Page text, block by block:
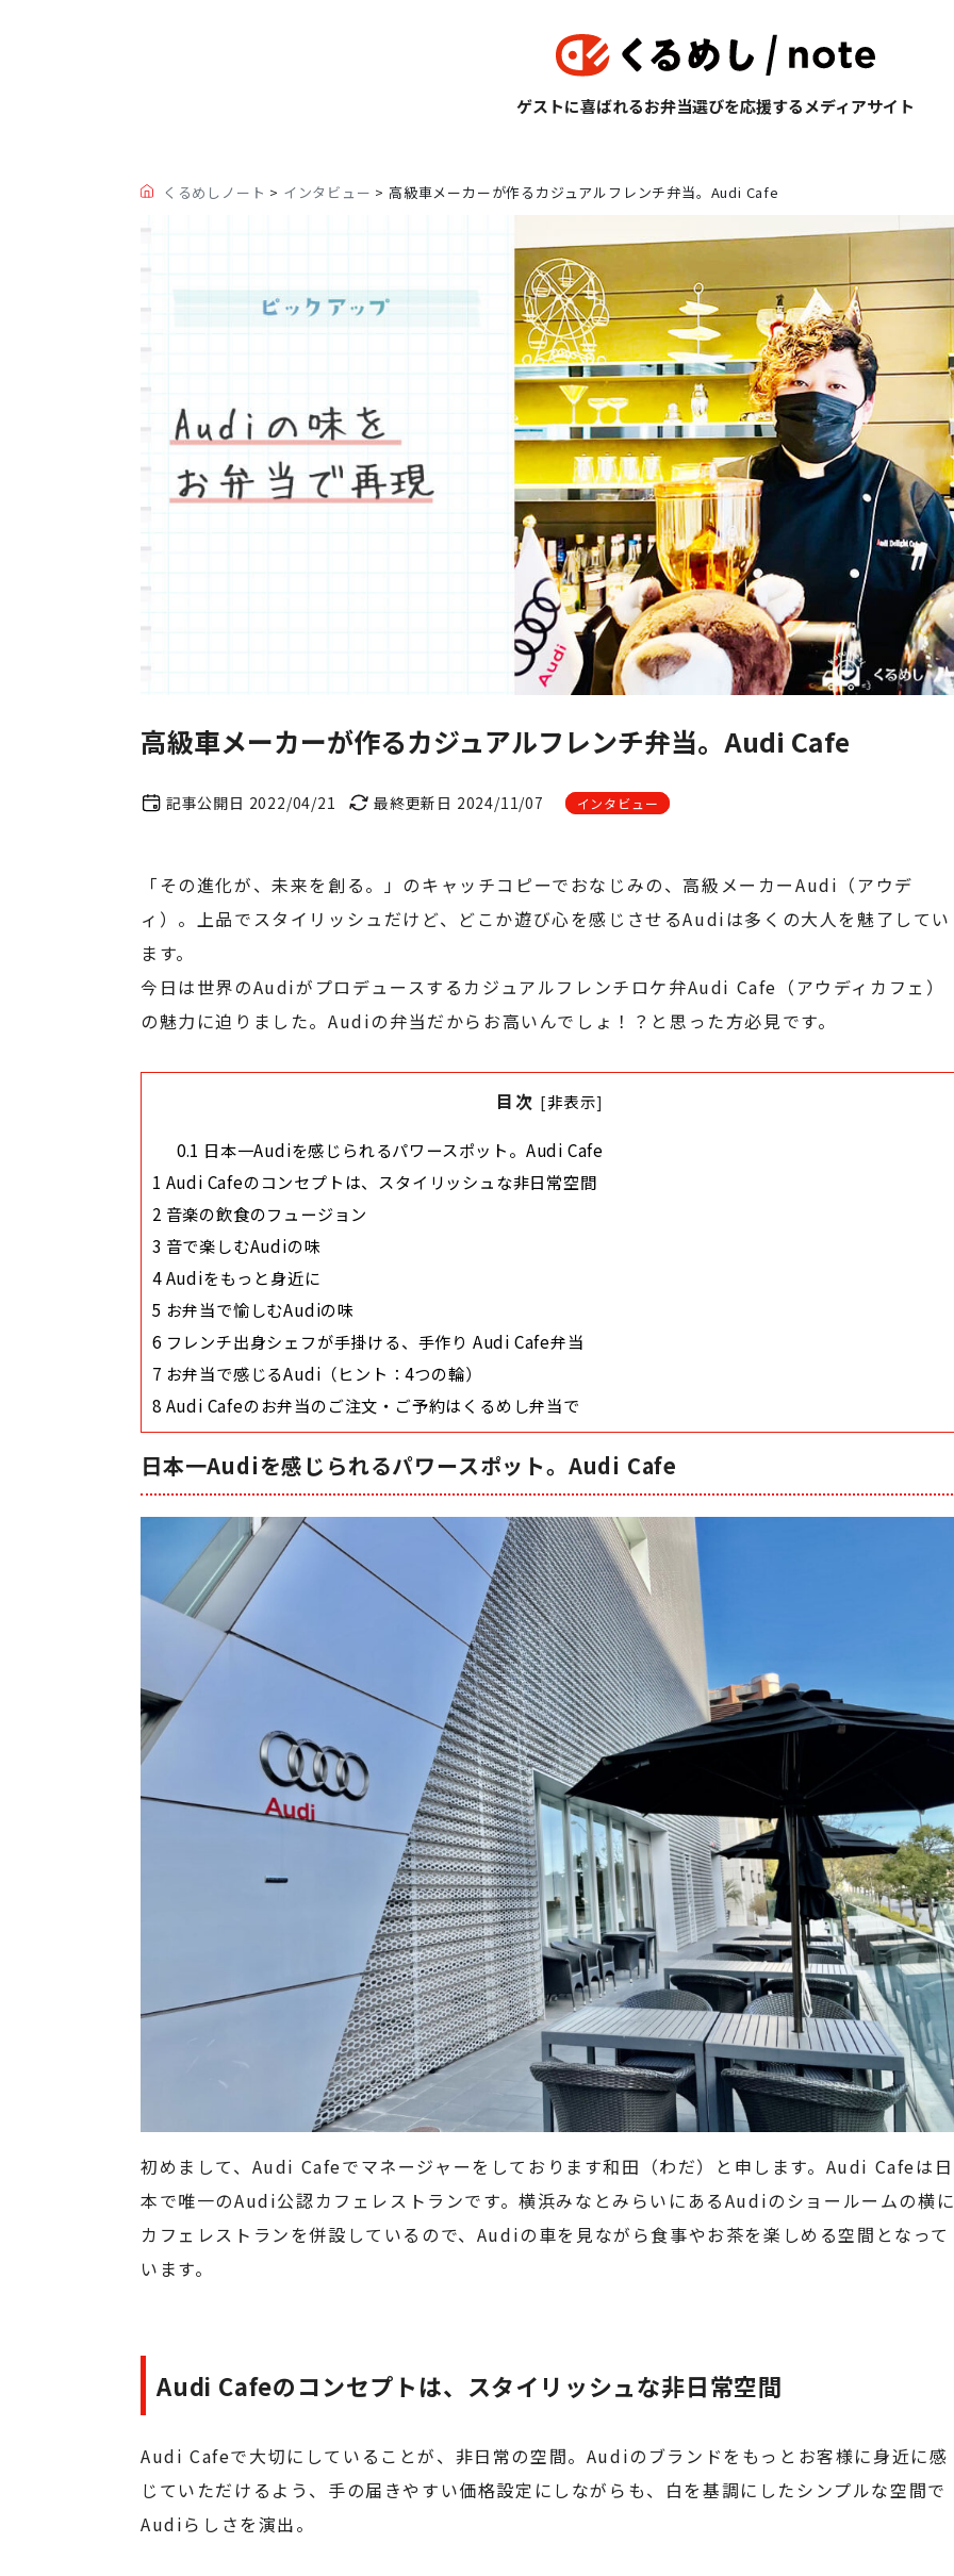
ゲストに喜ばれるお弁当選びを応援するメディアサイト
くるめしノート > インタビュー > 高級車メーカーが作るカジュアルフレンチ弁当。Audi Cafe
高級車メーカーが作るカジュアルフレンチ弁当。Audi Cafe
記事公開日 2022/04/21 最終更新日 2024/11/07 インタビュー
「その進化が、未来を創る。」のキャッチコピーでおなじみの、高級メーカーAudi（アウデ
ィ）。上品でスタイリッシュだけど、どこか遊び心を感じさせるAudiは多くの大人を魅了してい
ます。
今日は世界のAudiがプロデュースするカジュアルフレンチロケ弁Audi Cafe（アウディカフェ）
の魅力に迫りました。Audiの弁当だからお高いんでしょ！？と思った方必見です。
目次 [非表示]
0.1 日本一Audiを感じられるパワースポット。Audi Cafe
1 Audi Cafeのコンセプトは、スタイリッシュな非日常空間
2 音楽の飲食のフュージョン
3 音で楽しむAudiの味
4Audiをもっと身近に
5 お弁当で愉しむAudiの味
6 フレンチ出身シェフが手掛ける、手作り Audi Cafe弁当
7 お弁当で感じるAudi（ヒント：4つの輪）
8 Audi Cafeのお弁当のご注文・ご予約はくるめし弁当で
日本一Audiを感じられるパワースポット。Audi Cafe
初めまして、Audi Cafeでマネージャーをしております和田（わだ）と申します。Audi Cafeは日
本で唯一のAudi公認カフェレストランです。横浜みなとみらいにあるAudiのショールームの横
カフェレストランを併設しているので、Audiの車を見ながら食事やお茶を楽しめる空間となって
います。
Audi Cafeのコンセプトは、スタイリッシュな非日常空間
Audi Cafeで大切にしていることが、非日常の空間。Audiのブランドをもっとお客様に身近に感
じていただけるよう、手の届きやすい価格設定にしながらも、白を基調にしたシンプルな空間で
Audiらしさを演出。